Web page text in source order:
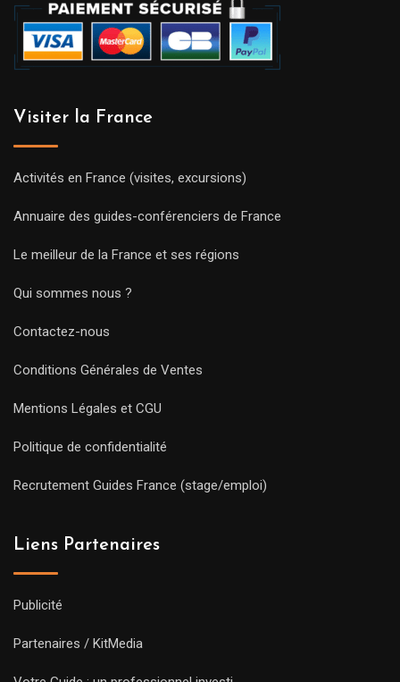
Visiter la France
Activités en France (visites, excursions)
Annuaire des guides-conférenciers de France
Le meilleur de la France et ses régions
Qui sommes nous ?
Contactez-nous
Conditions Générales de Ventes
Mentions Légales et CGU
Politique de confidentialité
Recrutement Guides France (stage/emploi)
Liens Partenaires
Publicité
Partenaires / KitMedia